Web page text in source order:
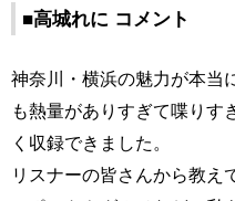
■高城れに コメント
神奈川・横浜の魅力が本当
も熱量がありすぎて喋りす
く収録できました。
リスナーの皆さんから教え